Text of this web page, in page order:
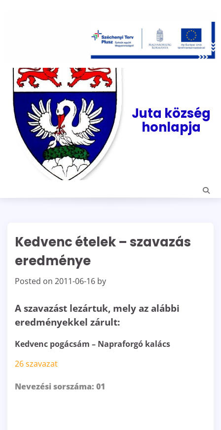
content
Juta község
honlapja
Kedvenc ételek – szavazás
eredménye
Posted on 2011-06-16 by
A szavazást lezártuk, mely az alábbi
eredményekkel zárult:
Kedvenc pogácsám – Napraforgó kalács
26 szavazat
Nevezési sorszáma: 01